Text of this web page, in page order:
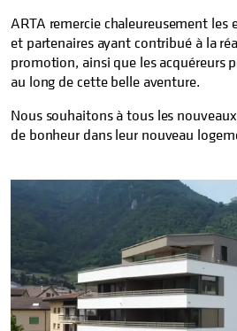
ARTA remercie chaleureusement les
et partenaires ayant contribué à la
promotion, ainsi que les acquéreurs
au long de cette belle aventure.
Nous souhaitons à tous les
de bonheur dans leur nouveau